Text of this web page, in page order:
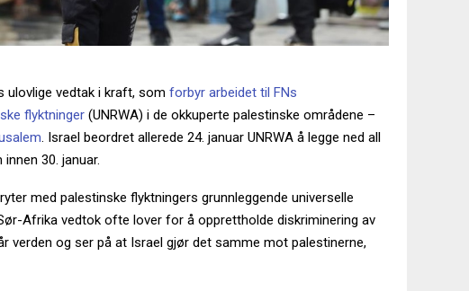
ulovlige vedtak i kraft, som forbyr arbeidet til FNs
flyktninger (UNRWA) i de okkuperte palestinske områdene –
. Israel beordret allerede 24. januar UNRWA å legge ned all
30. januar.
med palestinske flyktningers grunnleggende universelle
Afrika vedtok ofte lover for å opprettholde diskriminering av
verden og ser på at Israel gjør det samme mot palestinerne,